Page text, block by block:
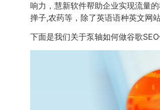
响力，慧新软件帮助企业实现流量
掸子,农药等，除了英语语种英文网
下面是我们关于泵轴如何做谷歌